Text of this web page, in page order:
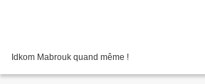
Idkom Mabrouk quand même !